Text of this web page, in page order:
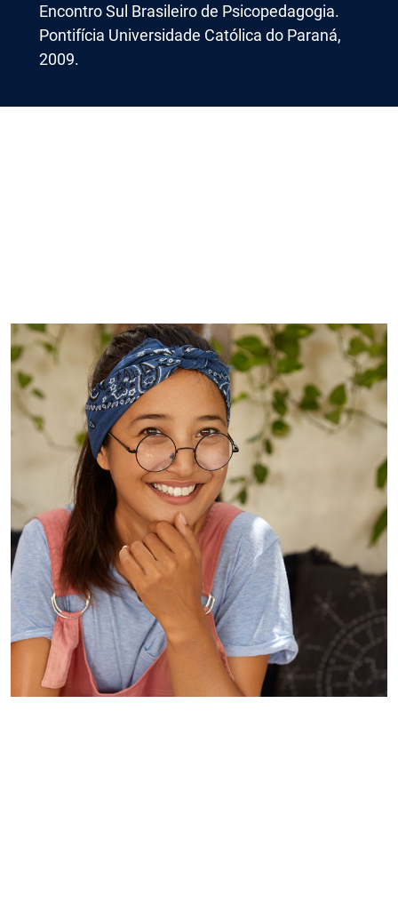
Encontro Sul Brasileiro de Psicopedagogia.
Pontifícia Universidade Católica do Paraná,
2009.
Imagem de capa